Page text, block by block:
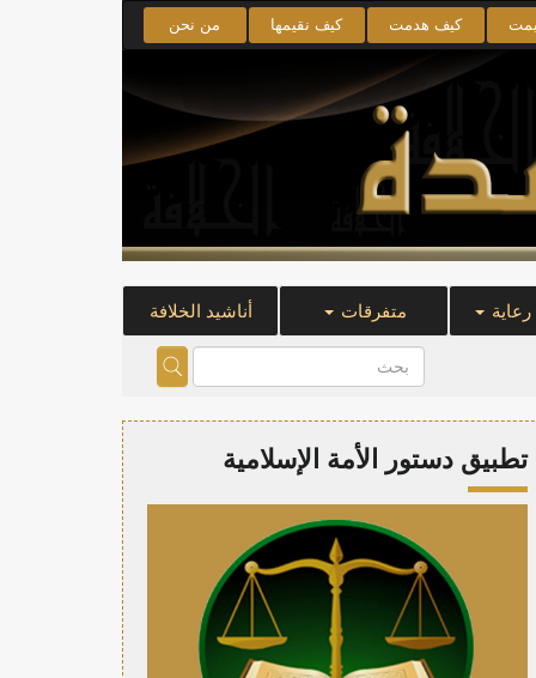
كيف هدمت كيف نقيمها من نحن
متفرقات أناشيد الخلافة
تطبيق دستور الأمة الإسلامية